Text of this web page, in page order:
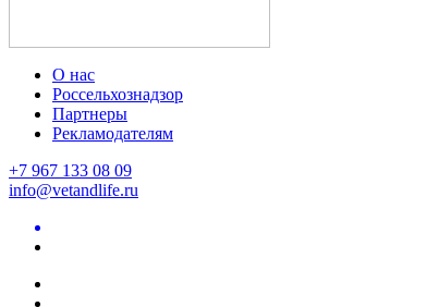
О нас
Россельхознадзор
Партнеры
Рекламодателям
+7 967 133 08 09
info@vetandlife.ru